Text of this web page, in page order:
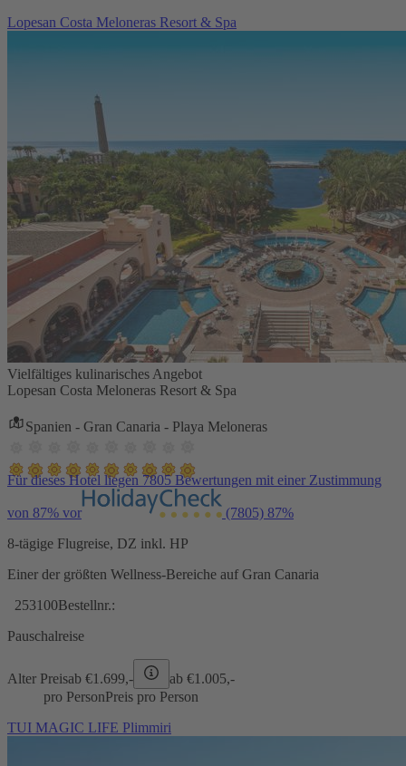
Lopesan Costa Meloneras Resort & Spa
Vielfältiges kulinarisches Angebot
Lopesan Costa Meloneras Resort & Spa
Spanien - Gran Canaria - Playa Meloneras
Für dieses Hotel liegen 7805 Bewertungen mit einer Zustimmung
von 87% vor (7805) 87%
8-tägige Flugreise, DZ inkl. HP
Einer der größten Wellness-Bereiche auf Gran Canaria
253100Bestellnr.:
Pauschalreise
Alter Preisab €1.699,- ab €1.005,-
pro PersonPreis pro Person
TUI MAGIC LIFE Plimmiri